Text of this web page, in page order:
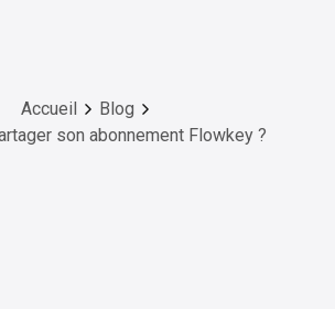
Accueil
Blog
son abonnement Flowkey ?